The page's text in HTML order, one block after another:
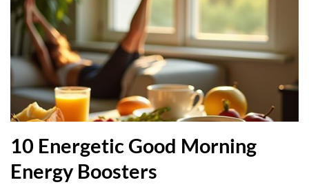
10 Energetic Good Morning
Energy Boosters